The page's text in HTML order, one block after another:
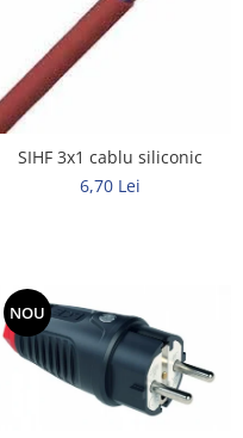
SIHF 3x1 cablu siliconic
6,70 Lei
NOU